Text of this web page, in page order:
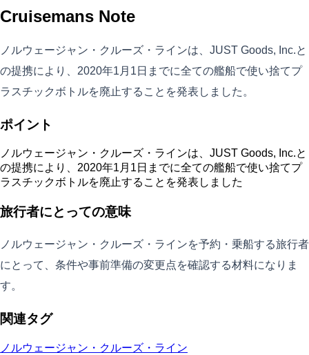
Cruisemans Note
ノルウェージャン・クルーズ・ラインは、JUST Goods, Inc.と
の提携により、2020年1月1日までに全ての艦船で使い捨てプ
ラスチックボトルを廃止することを発表しました。
ポイント
ノルウェージャン・クルーズ・ラインは、JUST Goods, Inc.と
の提携により、2020年1月1日までに全ての艦船で使い捨てプ
ラスチックボトルを廃止することを発表しました
旅行者にとっての意味
ノルウェージャン・クルーズ・ラインを予約・乗船する旅行者
にとって、条件や事前準備の変更点を確認する材料になりま
す。
関連タグ
ノルウェージャン・クルーズ・ライン